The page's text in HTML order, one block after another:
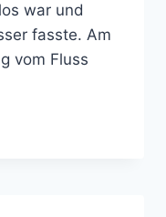
war und
fasste. Am
vom Fluss